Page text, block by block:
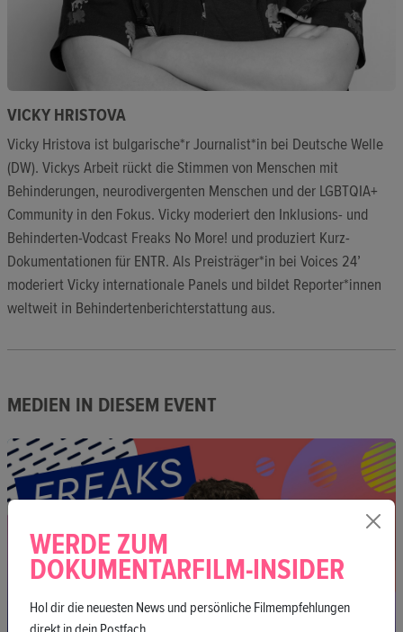
VICKY HRISTOVA
Vicky Hristova ist bulgarische*r Journalist*in bei Deutsche Welle
(DW). Vickys Arbeit rückt die Stimmen von Menschen mit
Behinderungen, neurodivergenten Menschen und der LGBTQIA+
Community in den Fokus. Vicky moderiert den Inklusions- und
Behinderten-Vodcast Freaks No More! und produziert Kurz-
Dokumentationen für ENTR. Als Preisträger*in bei Voices 24’
moderiert Vicky internationale Panels und bildet Reporter*innen
weltweit in Behindertenberichterstattung aus.
MEDIEN IN DIESEM EVENT
WERDE ZUM
DOKUMENTARFILM-INSIDER
Hol dir die neuesten News und persönliche Filmempfehlungen